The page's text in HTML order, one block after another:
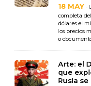
18 MAY -
completa
dólares el
los precios
o
Arte: el
que
Rusia